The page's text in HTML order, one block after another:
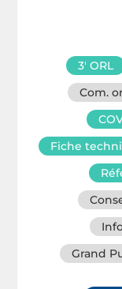
3′ ORL
Com.
Fiche
Grand